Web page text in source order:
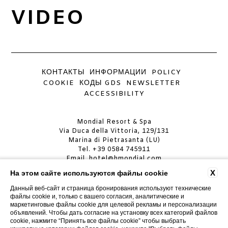
VIDEO
КОНТАКТЫ ИНФОРМАЦИИ
POLICY
COOKIE
КОДЫ GDS
NEWSLETTER
ACCESSIBILITY
Mondial Resort & Spa
Via Duca della Vittoria, 129/131
Marina di Pietrasanta (LU)
Tel. +39 0584 745911
Email.hotel@hmondial.com
MONDIAL RESORT & SPA
CIN: IT046024A19JA4AG5C
CIR: 046024ALB0029
MONDIAL RESORT VILLA
X
На этом сайте используются файлы cookie
Данный веб-сайт и страница бронирования используют технические
файлы cookie и, только с вашего согласия, аналитические и
маркетинговые файлы cookie для целевой рекламы и персонализации
объявлений. Чтобы дать согласие на установку всех категорий файлов
cookie, нажмите “Принять все файлы cookie” чтобы выбрать